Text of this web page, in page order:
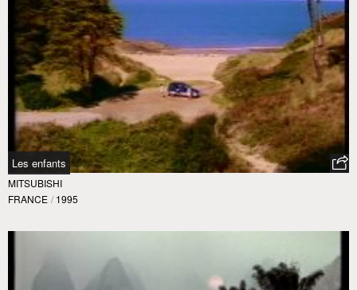
Les enfants
MITSUBISHI
FRANCE / 1995